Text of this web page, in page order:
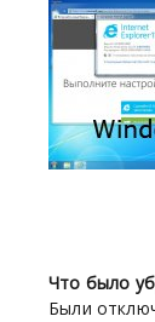
Что было
Были